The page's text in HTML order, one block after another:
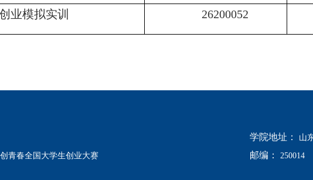
业模拟实训 26200052
创青春全国大学生创业大赛
学院地址： 山
邮编： 250014